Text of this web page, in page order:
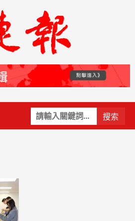
關
鍵
Primary
Menu